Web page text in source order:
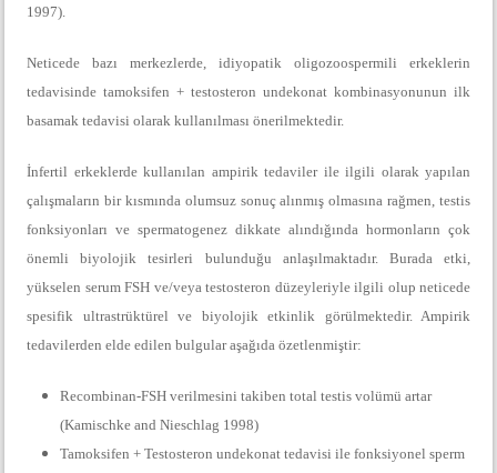
1997).
Neticede bazı merkezlerde, idiyopatik oligozoospermili erkeklerin
tedavisinde tamoksifen + testosteron undekonat kombinasyonunun ilk
basamak tedavisi olarak kullanılması önerilmektedir.
İnfertil erkeklerde kullanılan ampirik tedaviler ile ilgili olarak yapılan
çalışmaların bir kısmında olumsuz sonuç alınmış olmasına rağmen, testis
fonksiyonları ve spermatogenez dikkate alındığında hormonların çok
önemli biyolojik tesirleri bulunduğu anlaşılmaktadır. Burada etki,
yükselen serum FSH ve/veya testosteron düzeyleriyle ilgili olup neticede
spesifik ultrastrüktürel ve biyolojik etkinlik görülmektedir. Ampirik
tedavilerden elde edilen bulgular aşağıda özetlenmiştir:
Recombinan-FSH verilmesini takiben total testis volümü artar
(Kamischke and Nieschlag 1998)
Tamoksifen + Testosteron undekonat tedavisi ile fonksiyonel sperm